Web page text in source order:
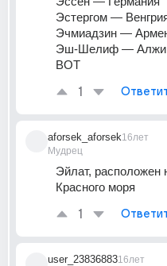
Эстергом —
Эчмиадзин —
Эш-Шелиф —
ВОТ
1
aforsek_aforsek
Мудрец
16лет
Эйлат, расположен
Красного моря
1
user_2383688316лет